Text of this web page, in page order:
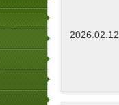
2026.02.12